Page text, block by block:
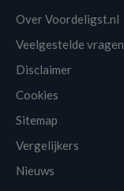
Over Voordeligst.nl
Veelgestelde vragen
Disclaimer
Cookies
Sitemap
Vergelijkers
Nieuws